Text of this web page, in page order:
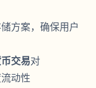
方案，确保用户
交易对
动性